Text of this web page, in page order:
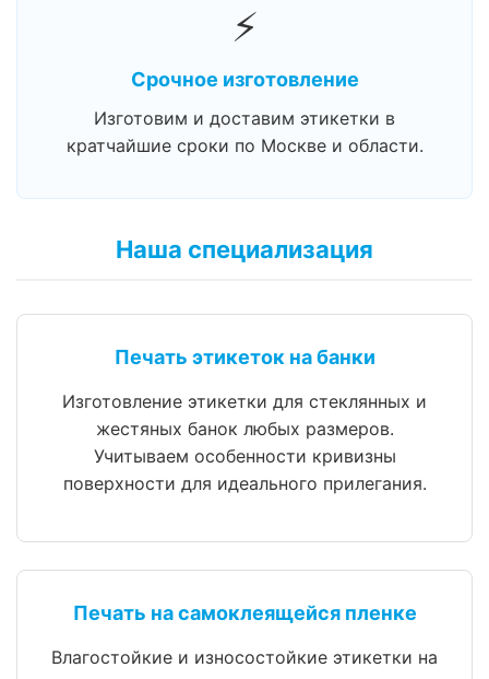
⚡
Срочное изготовление
Изготовим и доставим этикетки в
кратчайшие сроки по Москве и области.
Наша специализация
Печать этикеток на банки
Изготовление этикетки для стеклянных и
жестяных банок любых размеров.
Учитываем особенности кривизны
поверхности для идеального прилегания.
Печать на самоклеящейся пленке
Влагостойкие и износостойкие этикетки на